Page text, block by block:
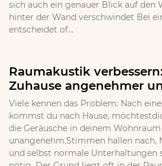
sich auch ein genauer Blick auf den
hinter der Wand verschwindet Bei
entscheidet of...
Raumakustik
Zuhause angenehmer
Viele kennen das Problem: Nach
kommst du nach Hause,
die Geräusche in deinem
unangenehm.Stimmen hallen nach,
und selbst normale Unterhaltungen